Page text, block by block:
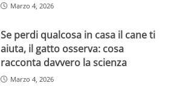
Marzo 4, 2026
Se perdi qualcosa in casa il cane ti
aiuta, il gatto osserva: cosa
racconta davvero la scienza
Marzo 4, 2026